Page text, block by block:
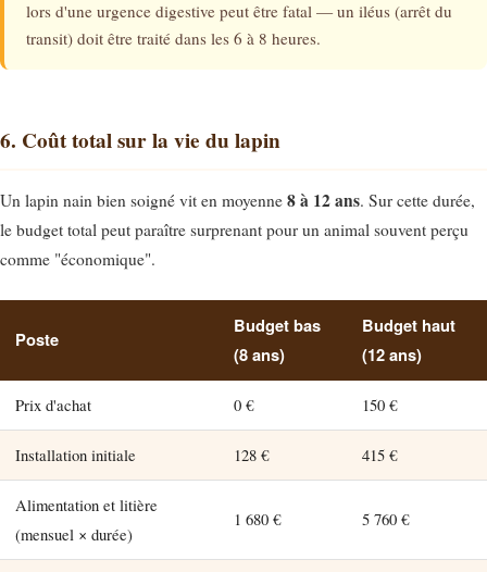
lors d'une urgence digestive peut être fatal — un iléus (arrêt du
transit) doit être traité dans les 6 à 8 heures.
6. Coût total sur la vie du lapin
Un lapin nain bien soigné vit en moyenne 8 à 12 ans. Sur cette durée,
le budget total peut paraître surprenant pour un animal souvent perçu
comme "économique".
Poste
Budget bas
(8 ans)
Budget haut
(12 ans)
Prix d'achat 0 € 150 €
Installation initiale 128 € 415 €
Alimentation et litière
(mensuel × durée)
1 680 € 5 760 €